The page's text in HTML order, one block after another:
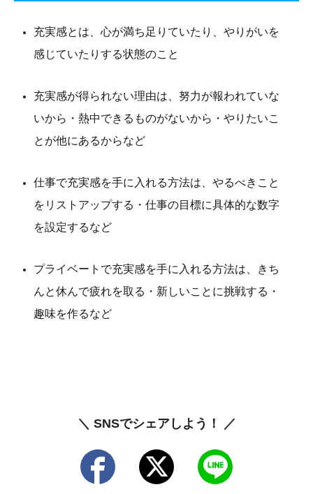
充実感とは、心が満ち足りていたり、やりがいを
感じていたりする状態のこと
充実感が得られない理由は、努力が報われていな
いから・熱中できるものがないから・やりたいこ
とが他にあるからなど
仕事で充実感を手に入れる方法は、やるべきこと
をリストアップする・仕事の目標に具体的な数字
を設定するなど
プライベートで充実感を手に入れる方法は、きち
んと休んで疲れを取る・新しいことに挑戦する・
趣味を作るなど
＼ SNSでシェアしよう！ ／